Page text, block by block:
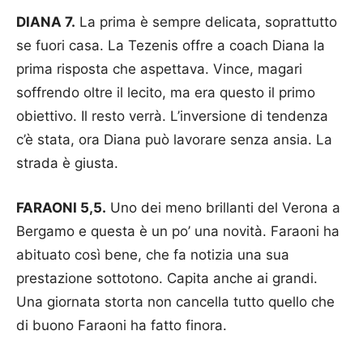
DIANA 7. La prima è sempre delicata, soprattutto
se fuori casa. La Tezenis offre a coach Diana la
prima risposta che aspettava. Vince, magari
soffrendo oltre il lecito, ma era questo il primo
obiettivo. Il resto verrà. L’inversione di tendenza
c’è stata, ora Diana può lavorare senza ansia. La
strada è giusta.
FARAONI 5,5. Uno dei meno brillanti del Verona a
Bergamo e questa è un po’ una novità. Faraoni ha
abituato così bene, che fa notizia una sua
prestazione sottotono. Capita anche ai grandi.
Una giornata storta non cancella tutto quello che
di buono Faraoni ha fatto finora.